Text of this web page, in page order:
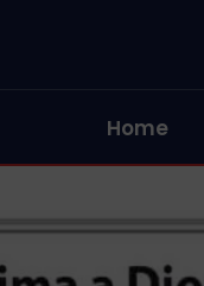
Home